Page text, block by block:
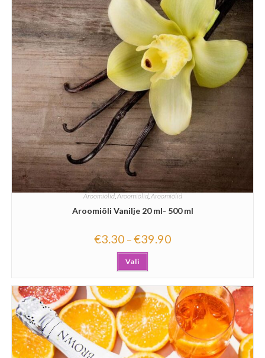
Aroomiõlid, Aroomiõlid, Aroomiõlid
Aroomiõli Vanilje 20 ml- 500 ml
€3.30 –€39.90
Vali